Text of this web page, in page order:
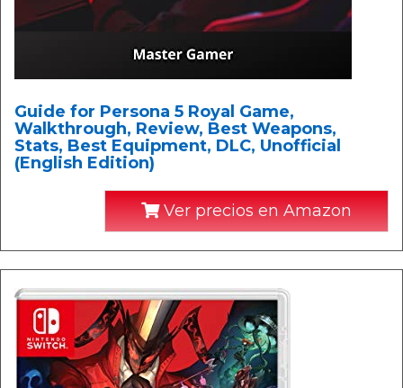
Guide for Persona 5 Royal Game,
Walkthrough, Review, Best Weapons,
Stats, Best Equipment, DLC, Unofficial
(English Edition)
Ver precios en Amazon